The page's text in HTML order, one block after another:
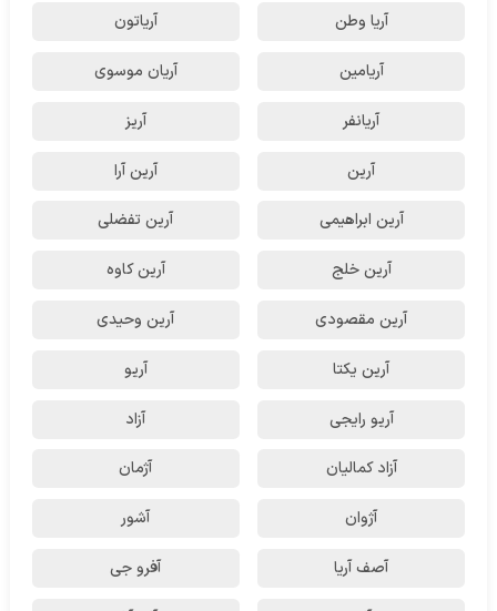
آریا وطن آریاتون
آریامین آریان موسوی
آریانفر آریز
آرین آرین آرا
آرین ابراهیمی آرین تفضلی
آرین خلج آرین کاوه
آرین مقصودی آرین وحیدی
آرین یکتا آریو
آریو رایجی آزاد
آزاد کمالیان آژمان
آژوان آشور
آصف آریا آفرو جی